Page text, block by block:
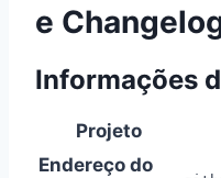
e
Informações
Projeto
Endereço do